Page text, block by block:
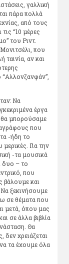
γαλλική
πάρα πολλά
από τους
“10 μέρες
του Ριντ.
που
ταινία, αν και
“Αλλονζανφάν”,
Να
έργα
θα μπορούσαμε
που
-ήδη το
Για την
-τα μουσικά
δυο – το
που
βάλουμε και
ξεκινήσουμε
σε θέματα που
μετά, όπου μας
σε άλλα βιβλία
Θα
δεν χρειάζεται
τα έχουμε όλα